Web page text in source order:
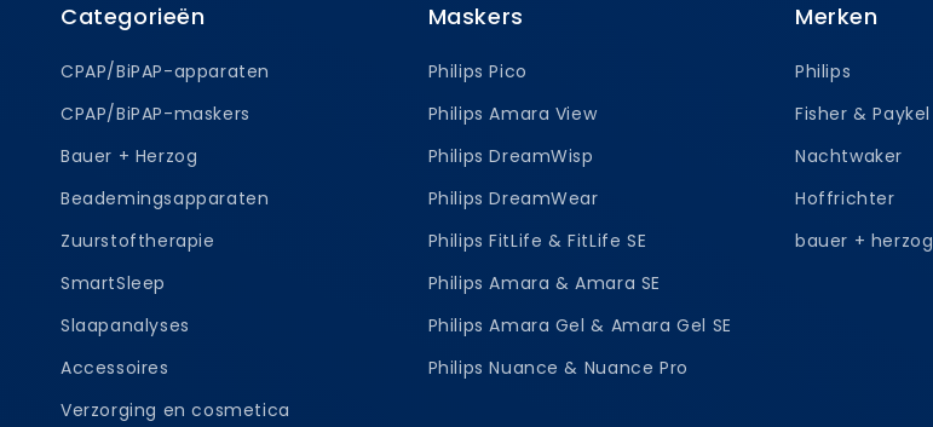
Categorieën
CPAP/BiPAP-apparaten
CPAP/BiPAP-maskers
Bauer + Herzog
Beademingsapparaten
Zuurstoftherapie
SmartSleep
Slaapanalyses
Accessoires
Verzorging en cosmetica
Maskers
Philips Pico
Philips Amara View
Philips DreamWisp
Philips DreamWear
Philips FitLife & FitLife SE
Philips Amara & Amara SE
Philips Amara Gel & Amara Gel SE
Philips Nuance & Nuance Pro
Merken
Philips
Fisher & Paykel
Nachtwaker
Hoffrichter
bauer + herzog